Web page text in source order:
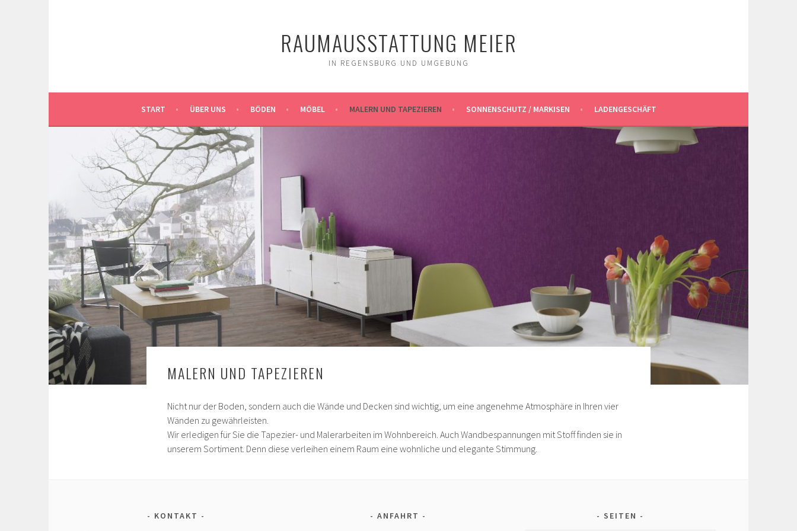
RAUMAUSSTATTUNG MEIER
IN REGENSBURG UND UMGEBUNG
START ÜBER UNS BÖDEN MÖBEL MALERN UND TAPEZIEREN SONNENSCHUTZ / MARKISEN LADENGESCHÄFT
MALERN UND TAPEZIEREN
Nicht nur der Boden, sondern auch die Wände und Decken sind wichtig, um eine angenehme Atmosphäre in Ihren vier
Wänden zu gewährleisten.
Wir erledigen für Sie die Tapezier- und Malerarbeiten im Wohnbereich. Auch Wandbespannungen mit Stoff finden sie in
unserem Sortiment. Denn diese verleihen einem Raum eine wohnliche und elegante Stimmung.
KONTAKT
ANFAHRT SEITEN